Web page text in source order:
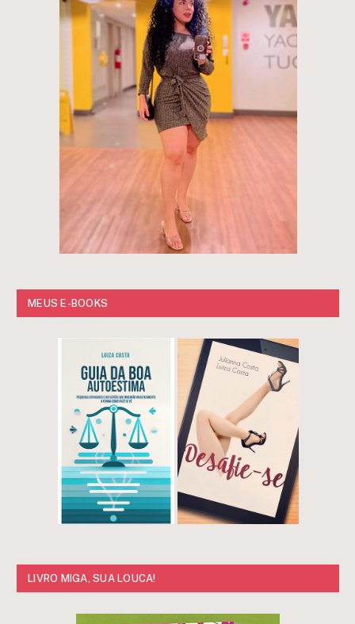
MEUS E-BOOKS
LIVRO MIGA, SUA LOUCA!